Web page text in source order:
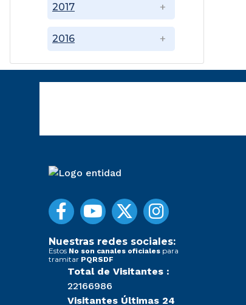
2016
2017
Nuestras redes sociales:
Estos No son canales oficiales para
tramitar PQRSDF
Total de Visitantes :
22166986
Visitantes Últimas 24